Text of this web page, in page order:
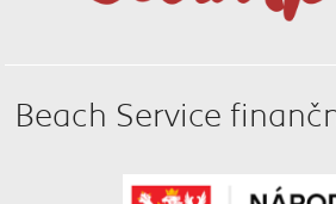
Beach Service